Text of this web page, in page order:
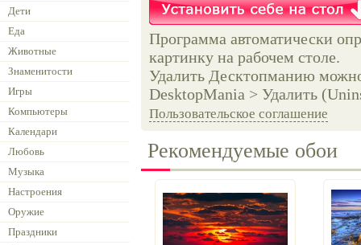
Дети
Еда
Животные
Знаменитости
Игры
Компьютеры
Календари
Любовь
Музыка
Настроения
Оружие
Праздники
Программа автоматически
картинку на рабочем столе.
Удалить Десктопманию
DesktopMania > Удалить
Пользовательское соглашение
Рекомендуемые обои